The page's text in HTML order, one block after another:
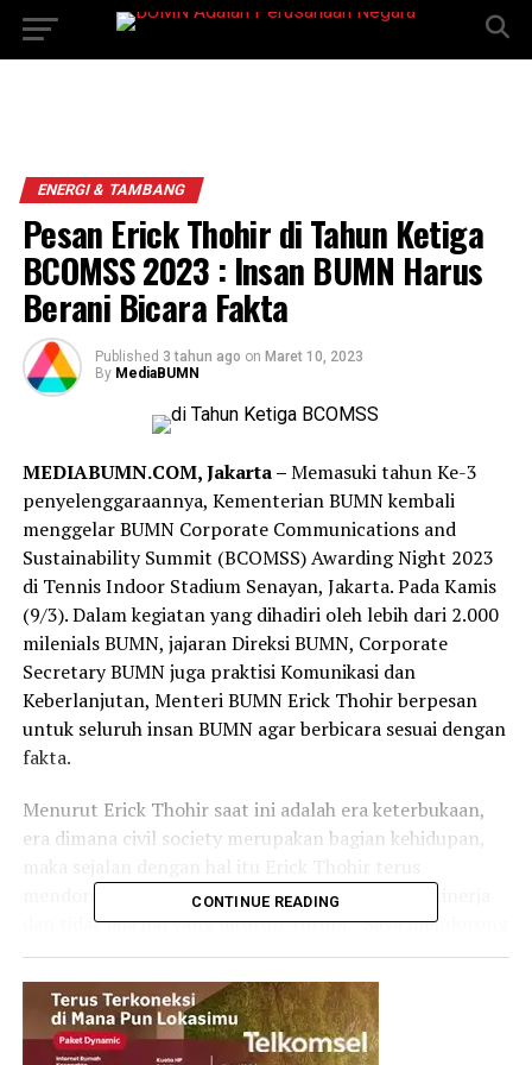
ENERGI & TAMBANG
Pesan Erick Thohir di Tahun Ketiga
BCOMSS 2023 : Insan BUMN Harus
Berani Bicara Fakta
Published 3 tahun ago on Maret 10, 2023
By MediaBUMN
MEDIABUMN.COM, Jakarta –Memasuki tahun Ke-3
penyelenggaraannya, Kementerian BUMN kembali
menggelar BUMN Corporate Communications and
Sustainability Summit (BCOMSS) Awarding Night 2023
di Tennis Indoor Stadium Senayan, Jakarta. Pada Kamis
(9/3). Dalam kegiatan yang dihadiri oleh lebih dari 2.000
milenials BUMN, jajaran Direksi BUMN, Corporate
Secretary BUMN juga praktisi Komunikasi dan
Keberlanjutan, Menteri BUMN Erick Thohir berpesan
untuk seluruh insan BUMN agar berbicara sesuai dengan
fakta.
Menurut Erick Thohir saat ini adalah era keterbukaan,
era dimana civil society merupakan bagian kehidupan,
mendorong semua BUMN untuk memberitakan kinerja
dan tidak ada hal yang ditutup-tutupi. “Saya mendorong
untuk kita harus berani bicara fakta, bukan menutup
fakta. Kinerja ataupun kebijakan yang sudah bagus perlu
kita sampaikan karena itu adalah solusi”, ujar Erick.
CONTINUE READING